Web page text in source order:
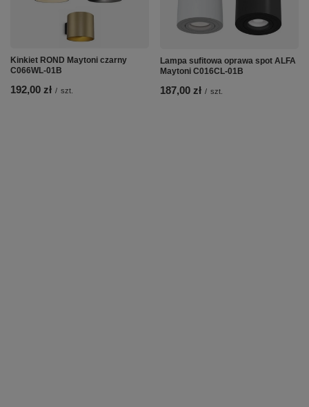
Kinkiet ROND Maytoni czarny
C066WL-01B
192,00 zł / szt.
Lampa sufitowa oprawa spot ALFA
Maytoni C016CL-01B
187,00 zł / szt.